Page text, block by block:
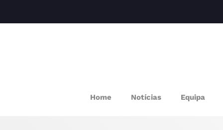
Home Notícias Equipa